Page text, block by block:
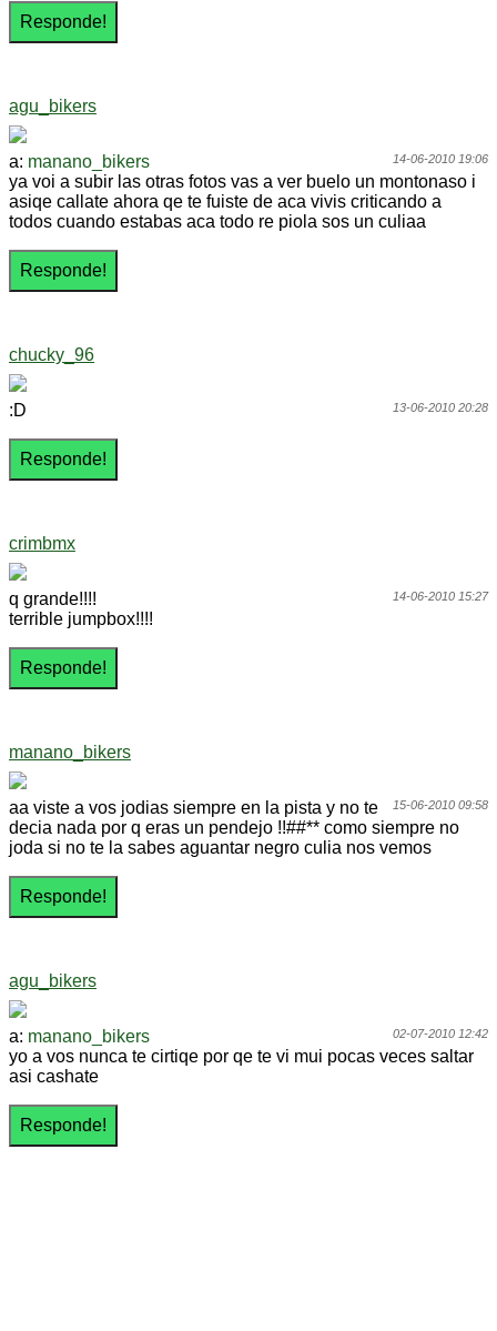
agu_bikers
14-06-2010 19:06
a: manano_bikers
ya voi a subir las otras fotos vas a ver buelo un montonaso i
asiqe callate ahora qe te fuiste de aca vivis criticando a
todos cuando estabas aca todo re piola sos un culiaa
chucky_96
13-06-2010 20:28
:D
crimbmx
14-06-2010 15:27
q grande!!!!
terrible jumpbox!!!!
manano_bikers
15-06-2010 09:58
aa viste a vos jodias siempre en la pista y no te
decia nada por q eras un pendejo !!##** como siempre no
joda si no te la sabes aguantar negro culia nos vemos
agu_bikers
02-07-2010 12:42
a: manano_bikers
yo a vos nunca te cirtiqe por qe te vi mui pocas veces saltar
asi cashate